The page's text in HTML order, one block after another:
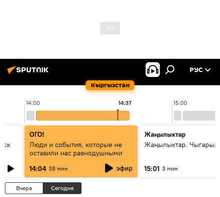
Кыргызстан
РУС
14:00 15:00
14:37
ОГО!
Люди и события, которые не
оставили нас равнодушными
14:04 38 мин эфир
Жаңылыктар
Жаңылыктар.
15:01 3 мин
Вчера Сегодня